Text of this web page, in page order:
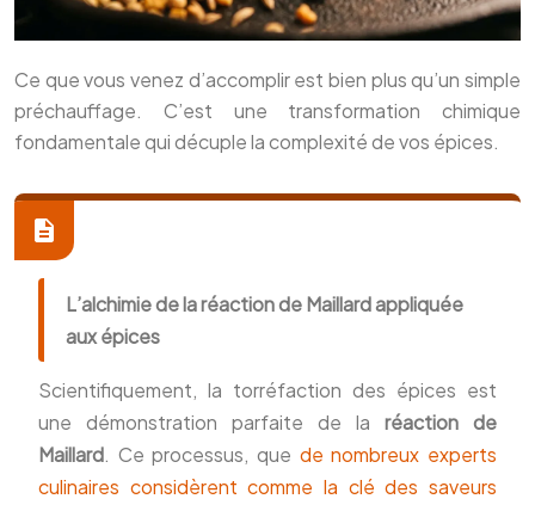
Ce que vous venez d’accomplir est bien plus qu’un simple
préchauffage. C’est une transformation chimique
fondamentale qui décuple la complexité de vos épices.
L’alchimie de la réaction de Maillard appliquée
aux épices
Scientifiquement, la torréfaction des épices est
une démonstration parfaite de la réaction de
Maillard. Ce processus, que de nombreux experts
culinaires considèrent comme la clé des saveurs